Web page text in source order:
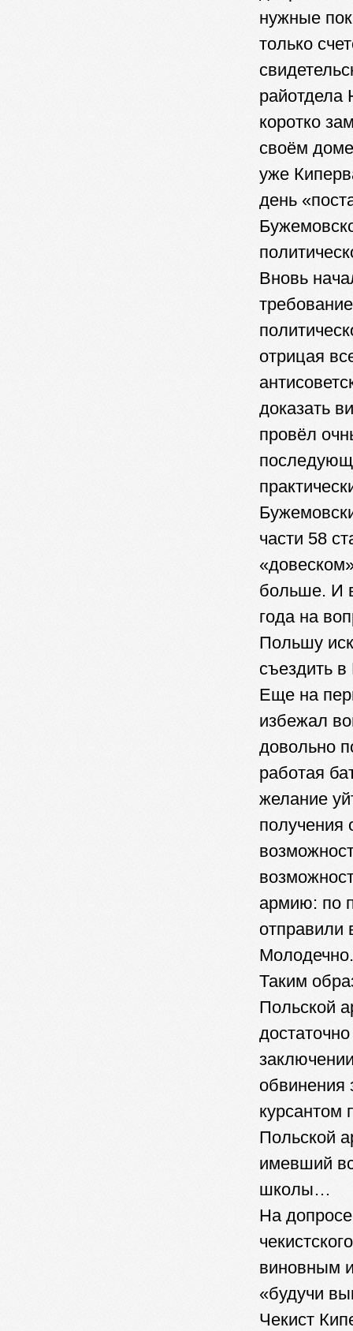
нужные
только
райотдела
коротко
своём
уже
день
Вновь
отрицая
доказать
провёл
части 58
больше. И
года на
Польшу
съездить
Еще на
избежал
довольно
работая
желание
получения
армию: по
отправили
Таким
Польской
обвинения
курсантом
Польской
имевший
школы…
На
виновным
«будучи
Чекист